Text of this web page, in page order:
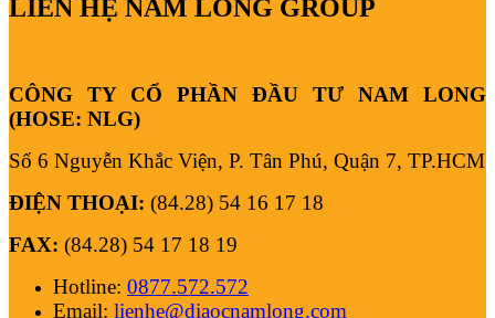
LIÊN HỆ NAM LONG GROUP
CÔNG TY CỔ PHẦN ĐẦU TƯ NAM LONG
(HOSE: NLG)
Số 6 Nguyễn Khắc Viện, P. Tân Phú, Quận 7, TP.HCM
ĐIỆN THOẠI: (84.28) 54 16 17 18
FAX: (84.28) 54 17 18 19
Hotline: 0877.572.572
Email: lienhe@diaocnamlong.com